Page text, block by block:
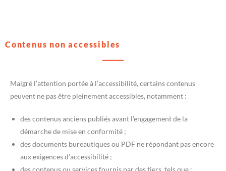
Contenus non accessibles
Malgré l’attention portée à l’accessibilité, certains contenus
peuvent ne pas être pleinement accessibles, notamment :
des contenus anciens publiés avant l’engagement de la
démarche de mise en conformité ;
des documents bureautiques ou PDF ne répondant pas encore
aux exigences d’accessibilité ;